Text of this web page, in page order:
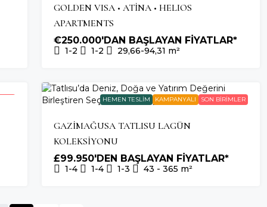
GOLDEN VISA • ATİNA • HELIOS
APARTMENTS
€250.000'DAN BAŞLAYAN FİYATLAR*
1-2 1-2 29,66-94,31 m²
HEMEN TESLIM KAMPANYALI SON BIRIMLER
GAZİMAĞUSA TATLISU LAGÜN
KOLEKSİYONU
£99.950'DEN BAŞLAYAN FİYATLAR*
1-4 1-4 1-3 43 - 365 m²